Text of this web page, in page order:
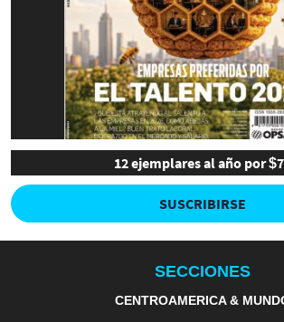
12 ejemplares al año por
SUSCRIBIRSE
SECCIONES
CENTROAMERICA &